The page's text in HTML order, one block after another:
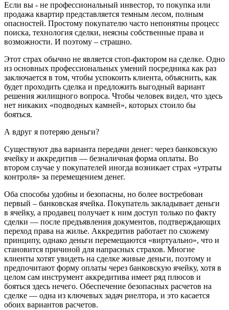
Если вы - не профессиональный инвестор, то покупка или
продажа квартир представляется темным лесом, полным
опасностей. Простому покупателю часто непонятны процесс
поиска, технология сделки, неясны собственные права и
возможности. И поэтому – страшно.
Этот страх обычно не является стоп-фактором на сделке. Одно
из основных профессиональных умений посредника как раз
заключается в том, чтобы успокоить клиента, объяснить, как
будет проходить сделка и предложить выгодный вариант
решения жилищного вопроса. Чтобы человек видел, что здесь
нет никаких «подводных камней», которых стоило бы
бояться.
А вдруг я потеряю деньги?
Существуют два варианта передачи денег: через банковскую
ячейку и аккредитив — безналичная форма оплаты. Во
втором случае у покупателей иногда возникает страх «утраты
контроля» за перемещением денег.
Оба способы удобны и безопасны, но более востребован
первый – банковская ячейка. Покупатель закладывает деньги
в ячейку, а продавец получает к ним доступ только по факту
сделки — после предъявления документов, подтверждающих
переход права на жилье. Аккредитив работает по схожему
принципу, однако деньги перемещаются «виртуально», что и
становится причиной для напрасных страхов. Многие
клиенты хотят увидеть на сделке живые деньги, поэтому и
предпочитают форму оплаты через банковскую ячейку, хотя в
целом сам инструмент аккредитива имеет ряд плюсов и
бояться здесь нечего. Обеспечение безопасных расчетов на
сделке — одна из ключевых задач риелтора, и это касается
обоих вариантов расчетов.